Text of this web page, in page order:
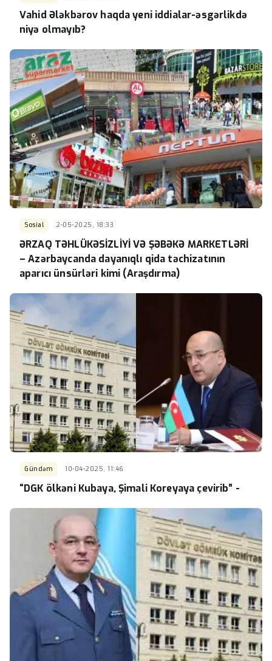
Vahid Ələkbərov haqda yeni iddialar-əsgərlikdə
niyə olmayıb?
Sosial 2-05-2025, 18:33
ƏRZAQ TƏHLÜKƏSİZLİYİ VƏ ŞƏBƏKƏ MARKETLƏRİ
– Azərbaycanda dayanıqlı qida təchizatının
aparıcı ünsürləri kimi (Araşdırma)
Gündəm 10-04-2025, 11:46
“DGK ölkəni Kubaya, Şimali Koreyaya çevirib” -